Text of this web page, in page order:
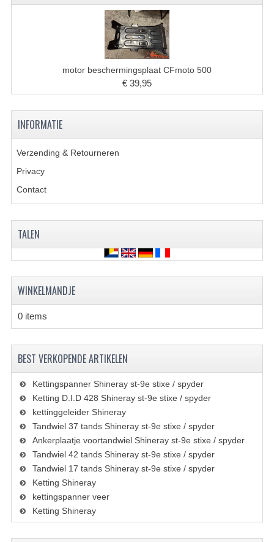
VERLICHTING
SHINERAY 300 STE
SHINERAY 300ST 5E
SHINERAY 350ST-2E
SHINERAY SPYDER/STIXE 250CC
BODY KAPPEN EN FRAME
KABELS
REM SYSTEEM
SCHOKBREKERS
STUUR INRICHTING
UITLAAT SYSTEEM
VERLICHTING
SEGWAY QUADS
motor beschermingsplaat CFmoto 500
€ 39,95
INFORMATIE
Verzending & Retourneren
Privacy
Contact
TALEN
WINKELMANDJE
0 items
BEST VERKOPENDE ARTIKELEN
Kettingspanner Shineray st-9e stixe / spyder
Ketting D.I.D 428 Shineray st-9e stixe / spyder
kettinggeleider Shineray
Tandwiel 37 tands Shineray st-9e stixe / spyder
Ankerplaatje voortandwiel Shineray st-9e stixe / spyder
Tandwiel 42 tands Shineray st-9e stixe / spyder
Tandwiel 17 tands Shineray st-9e stixe / spyder
Ketting Shineray
kettingspanner veer
Ketting Shineray